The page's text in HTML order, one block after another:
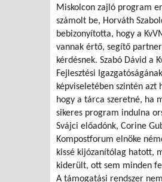
Miskolcon zajló program
számolt be, Horváth
bebizonyította, hogy a
vannak értő, segítő
kérdésnek. Szabó Dávid a
Fejlesztési Igazgatóságának
képviseletében szintén azt
hogy a tárca szeretné, ha
sikeres program indulna
Svájci előadónk, Corine
Kompostforum elnöke
kissé kijózanítólag hatott,
kiderült, ott sem minden
A támogatási rendszer